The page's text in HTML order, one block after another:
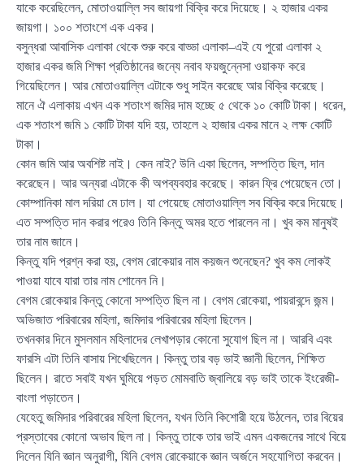
যাকে করেছিলেন, মোতাওয়াল্লি সব জায়গা বিক্রি করে দিয়েছে। ২ হাজার একর
জায়গা। ১০০ শতাংশে এক একর।
বসুন্ধরা আবাসিক এলাকা থেকে শুরু করে বাড্ডা এলাকা–এই যে পুরো এলাকা ২
হাজার একর জমি শিক্ষা প্রতিষ্ঠানের জন্যে নবাব ফয়জুন্নেসা ওয়াকফ করে
গিয়েছিলেন। আর মোতাওয়াল্লি এটাকে শুধু সাইন করেছে আর বিক্রি করেছে।
মানে ঐ এলাকায় এখন এক শতাংশ জমির দাম হচ্ছে ৫ থেকে ১০ কোটি টাকা। ধরেন,
এক শতাংশ জমি ১ কোটি টাকা যদি হয়, তাহলে ২ হাজার একর মানে ২ লক্ষ কোটি
টাকা।
কোন জমি আর অবশিষ্ট নাই। কেন নাই? উনি একা ছিলেন, সম্পত্তি ছিল, দান
করেছেন। আর অন্যরা এটাকে কী অপব্যবহার করেছে। কারন ফ্রি পেয়েছেন তো।
কোম্পানিকা মাল দরিয়া মে ঢাল। যা পেয়েছে মোতাওয়াল্লি সব বিক্রি করে দিয়েছে।
এত সম্পত্তি দান করার পরেও তিনি কিন্তু অমর হতে পারলেন না। খুব কম মানুষই
তার নাম জানে।
কিন্তু যদি প্রশ্ন করা হয়, বেগম রোকেয়ার নাম কয়জন শুনেছেন? খুব কম লোকই
পাওয়া যাবে যারা তার নাম শোনেন নি।
বেগম রোকেয়ার কিন্তু কোনো সম্পত্তি ছিল না। বেগম রোকেয়া, পায়রাবন্দে জন্ম।
অভিজাত পরিবারের মহিলা, জমিদার পরিবারের মহিলা ছিলেন।
তখনকার দিনে মুসলমান মহিলাদের লেখাপড়ার কোনো সুযোগ ছিল না। আরবি এবং
ফারসি এটা তিনি বাসায় শিখেছিলেন। কিন্তু তার বড় ভাই জ্ঞানী ছিলেন, শিক্ষিত
ছিলেন। রাতে সবাই যখন ঘুমিয়ে পড়ত মোমবাতি জ্বালিয়ে বড় ভাই তাকে ইংরেজী-
বাংলা পড়াতেন।
যেহেতু জমিদার পরিবারের মহিলা ছিলেন, যখন তিনি কিশোরী হয়ে উঠলেন, তার বিয়ের
প্রস্তাবের কোনো অভাব ছিল না। কিন্তু তাকে তার ভাই এমন একজনের সাথে বিয়ে
দিলেন যিনি জ্ঞান অনুরাগী, যিনি বেগম রোকেয়াকে জ্ঞান অর্জনে সহযোগিতা করবেন।